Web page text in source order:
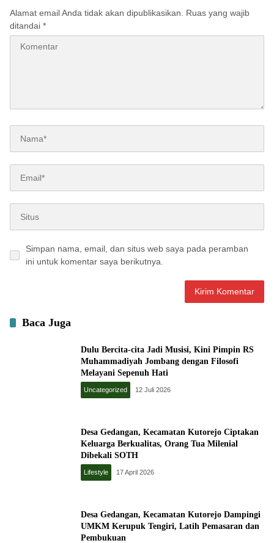
Alamat email Anda tidak akan dipublikasikan.
Ruas yang wajib
ditandai *
Simpan nama, email, dan situs web saya pada peramban
ini untuk komentar saya berikutnya.
Baca Juga
Dulu Bercita-cita Jadi Musisi, Kini Pimpin RS
Muhammadiyah Jombang dengan Filosofi
Melayani Sepenuh Hati
Uncategorized 12 Juli 2026
Desa Gedangan, Kecamatan Kutorejo Ciptakan
Keluarga Berkualitas, Orang Tua Milenial
Dibekali SOTH
Lifestyle 17 April 2026
Desa Gedangan, Kecamatan Kutorejo Dampingi
UMKM Kerupuk Tengiri, Latih Pemasaran dan
Pembukuan